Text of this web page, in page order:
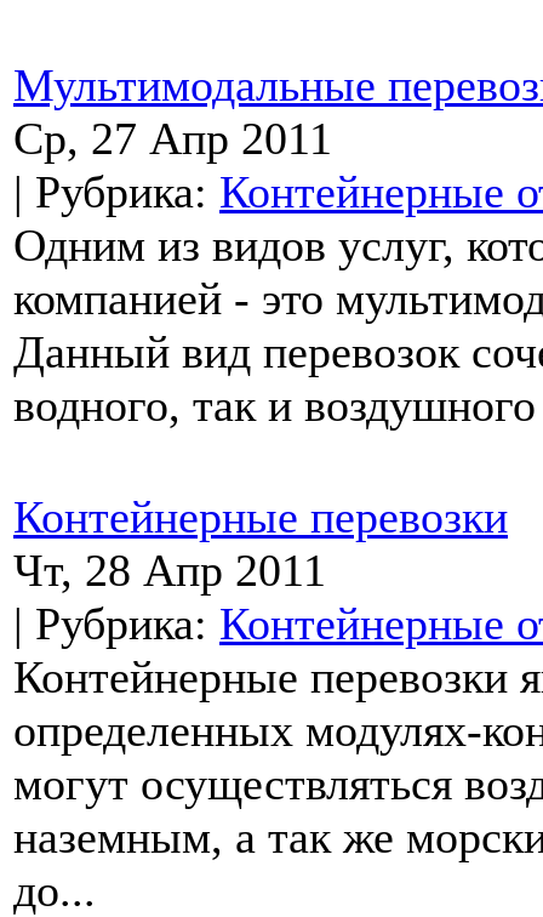
Мультимодальные
Ср, 27 Апр 2011
| Рубрика: Контейнерные
Одним из видов услуг,
компанией - это
Данный вид перевозок
водного, так и
Контейнерные перевозки
Чт, 28 Апр 2011
| Рубрика: Контейнерные
Контейнерные перевозки
определенных модулях-
могут осуществляться
наземным, а так же
до...